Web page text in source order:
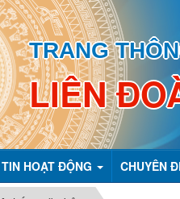
TRANG
LIÊN
TIN HOẠT ĐỘNG CHUYÊN